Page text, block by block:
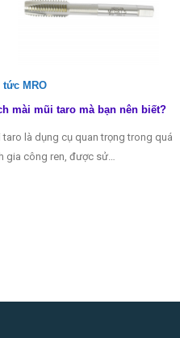
tức MRO
mài mũi taro mà bạn nên biết?
taro là dụng cụ quan trọng trong quá
gia công ren, được sử…